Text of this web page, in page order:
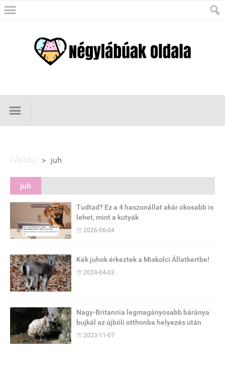
Főoldal > juh
juh
Tudtad? Ez a 4 haszonállat akár okosabb is
lehet, mint a kutyák
2026-06-04
Kék juhok érkeztek a Miskolci Állatkertbe!
2024-04-03
Nagy-Britannia legmagányosabb báránya
bujkál az újbóli otthonba helyezés után
2023-11-07